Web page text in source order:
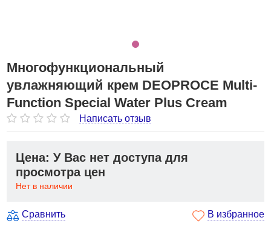
Многофункциональный
увлажняющий крем DEOPROCE Multi-
Function Special Water Plus Cream
Написать отзыв
Цена: У Вас нет доступа для
просмотра цен
Нет в наличии
Сравнить В избранное